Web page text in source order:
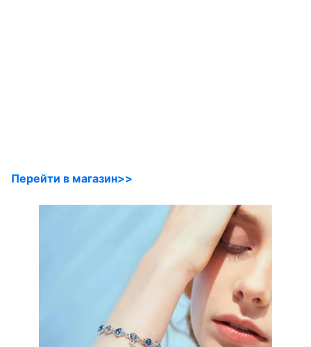
Перейти в магазин>>